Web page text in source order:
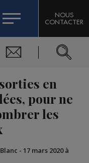
SKIABLES
BLANC
NOUS
CONTACTER
en
pour ne
les
- 17 mars 2020 à